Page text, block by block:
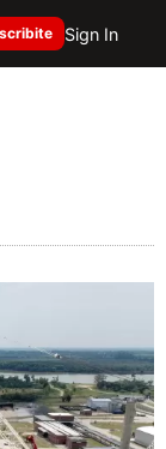
Sign In